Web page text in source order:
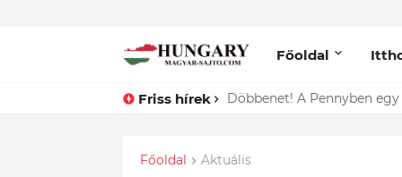
Főoldal
Friss hírek Lefotózták Oláh Ibolyát,
Főoldal Aktuális